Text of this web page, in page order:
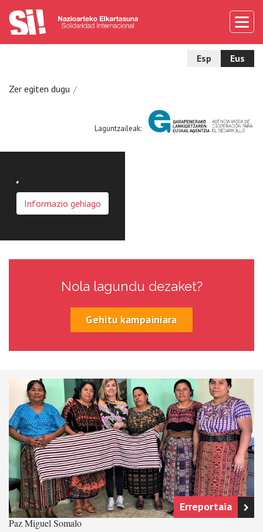
Esp Eus
Zer egiten dugu
Laguntzaileak:
.
Informazio gehiago
Nola lagundu dezaket?
Gehitu kampainiara
Erreportaia
Paz Miguel Somalo